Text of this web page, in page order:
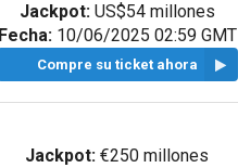
Jackpot:US$54 millones
Fecha:10/06/2025 02:59 GMT
Compre su ticket ahora
Jackpot: €250 millones